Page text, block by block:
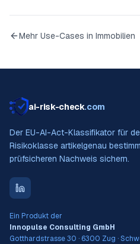
Mehr Use-Cases in Immobilien
ai-risk-check.com
Der EU-AI-Act-Klassifikator für
Risikoklasse artikelgenau
prüfsicheren Nachweis sichern.
Ein Produkt der
Innopulse Consulting GmbH
Gotthardstrasse 30 · 6300 Zug ·